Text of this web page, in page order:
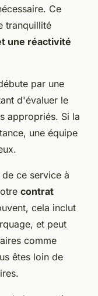
Ce
tranquillité
une réactivité
par une
d'évaluer le
appropriés. Si la
une équipe
ce service à
contrat
cela inclut
et peut
comme
êtes loin de